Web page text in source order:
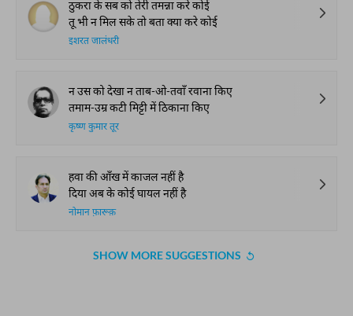
ठुकरा के सब को तेरी तमन्ना करे कोई
तू भी न मिल सके तो बता क्या करे कोई
इशरत जालंधरी
न उस को देखा न ताब-ओ-तवाँ रवाना किए
तमाम-उम्र कटी मिट्टी में ठिकाना किए
कृष्ण कुमार तूर
हवा की आँख में काजल नहीं है
दिया अब के कोई घायल नहीं है
नोमान फ़ारूक़
SHOW MORE SUGGESTIONS